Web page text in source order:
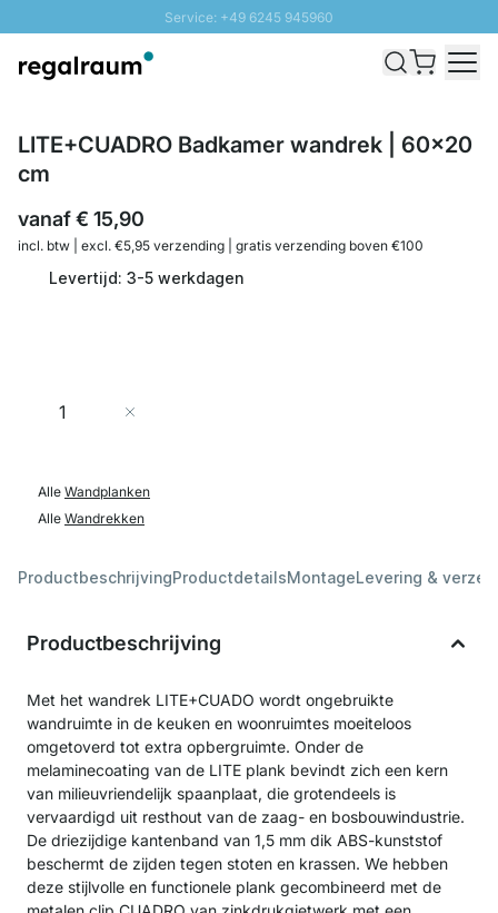
Service: +49 6245 945960
Snelle levering - Gratis verzending vanaf €100
LITE+CUADRO Badkamer wandrek | 60x20
cm
vanaf€ 15,90
incl. btw | excl. €5,95 verzending | gratis verzending boven €100
Levertijd: 3-5 werkdagen
Aantal
Alle Wandplanken
Alle Wandrekken
ProductbeschrijvingProductdetailsMontageLevering &
Productbeschrijving
Met het wandrek LITE+CUADO wordt ongebruikte
wandruimte in de keuken en woonruimtes moeiteloos
omgetoverd tot extra opbergruimte. Onder de
melaminecoating van de LITE plank bevindt zich een kern
van milieuvriendelijk spaanplaat, die grotendeels is
vervaardigd uit resthout van de zaag- en bosbouwindustrie.
De driezijdige kantenband van 1,5 mm dik ABS-kunststof
beschermt de zijden tegen stoten en krassen. We hebben
deze stijlvolle en functionele plank gecombineerd met de